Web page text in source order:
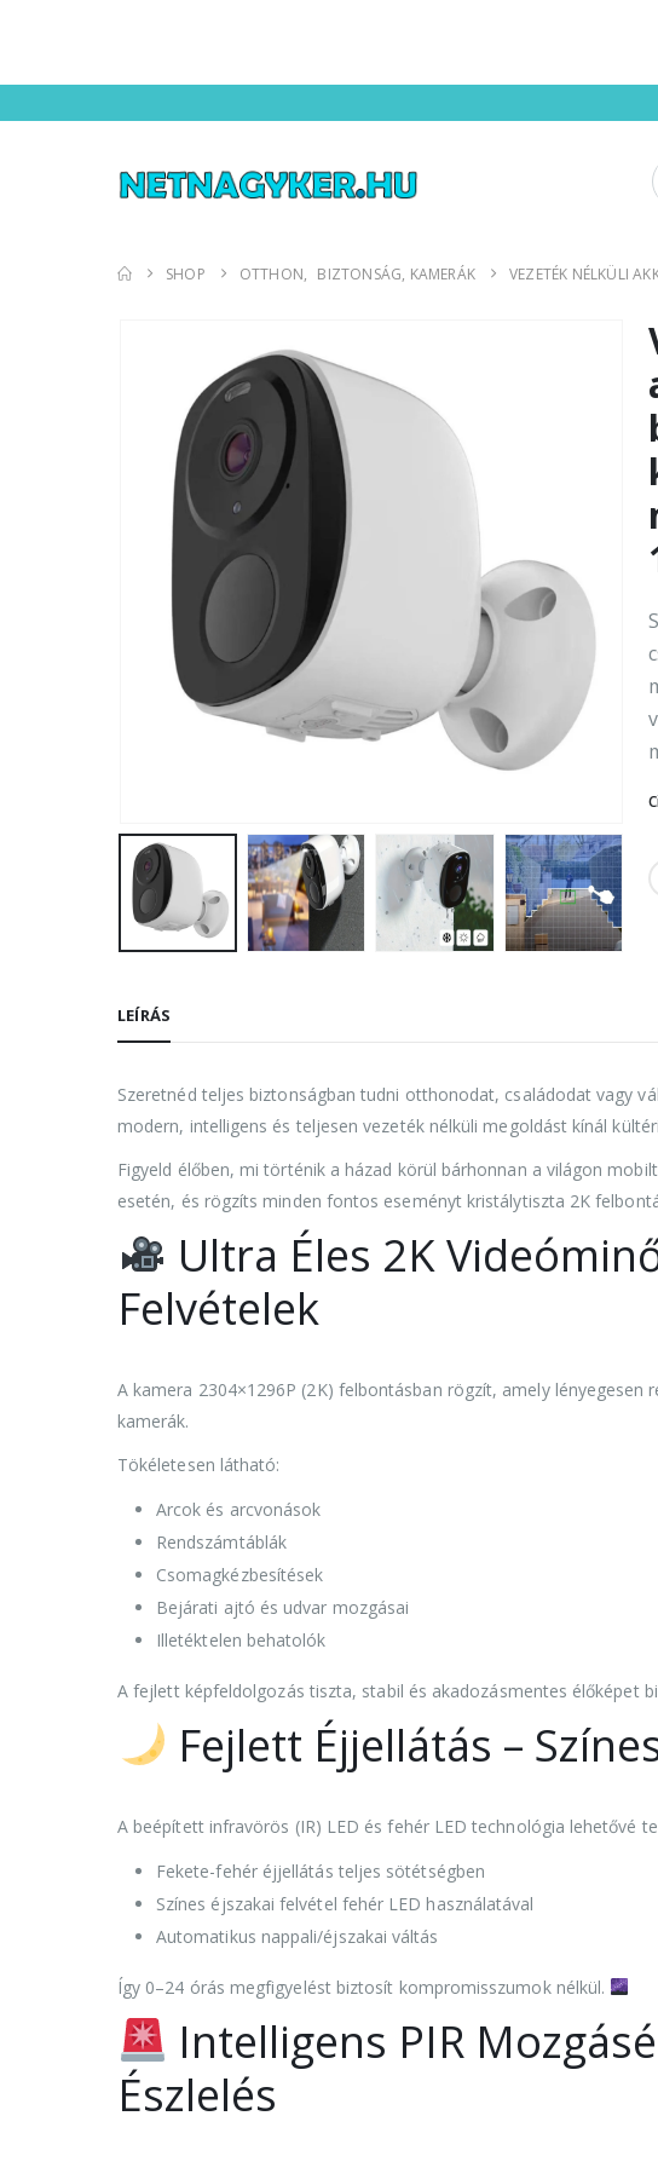
SHOP OTTHON, BIZTONSÁG, KAMERÁK VEZETÉK NÉLKÜLI
LEÍRÁS
Szeretnéd teljes biztonságban tudni otthonodat, családodat vagy
modern, intelligens és teljesen vezeték nélküli megoldást kínál
Figyeld élőben, mi történik a házad körül bárhonnan a világon
esetén, és rögzíts minden fontos eseményt kristálytiszta 2K
Ultra Éles 2K
Felvételek
A kamera 2304×1296P (2K) felbontásban rögzít, amely
kamerák.
Tökéletesen látható:
Arcok és arcvonások
Rendszámtáblák
Csomagkézbesítések
Bejárati ajtó és udvar mozgásai
Illetéktelen behatolók
A fejlett képfeldolgozás tiszta, stabil és akadozásmentes élőképet
Fejlett Éjjellátás –
A beépített infravörös (IR) LED és fehér LED technológia lehetővé
Fekete-fehér éjjellátás teljes sötétségben
Színes éjszakai felvétel fehér LED használatával
Automatikus nappali/éjszakai váltás
Így 0–24 órás megfigyelést biztosít kompromisszumok nélkül.
Intelligens PIR
Észlelés